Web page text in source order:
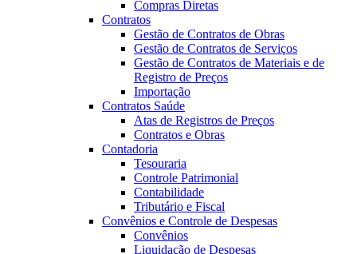
Compras Diretas
Contratos
Gestão de Contratos de Obras
Gestão de Contratos de Serviços
Gestão de Contratos de Materiais e de
Registro de Preços
Importação
Contratos Saúde
Atas de Registros de Preços
Contratos e Obras
Contadoria
Tesouraria
Controle Patrimonial
Contabilidade
Tributário e Fiscal
Convênios e Controle de Despesas
Convênios
Liquidação de Despesas